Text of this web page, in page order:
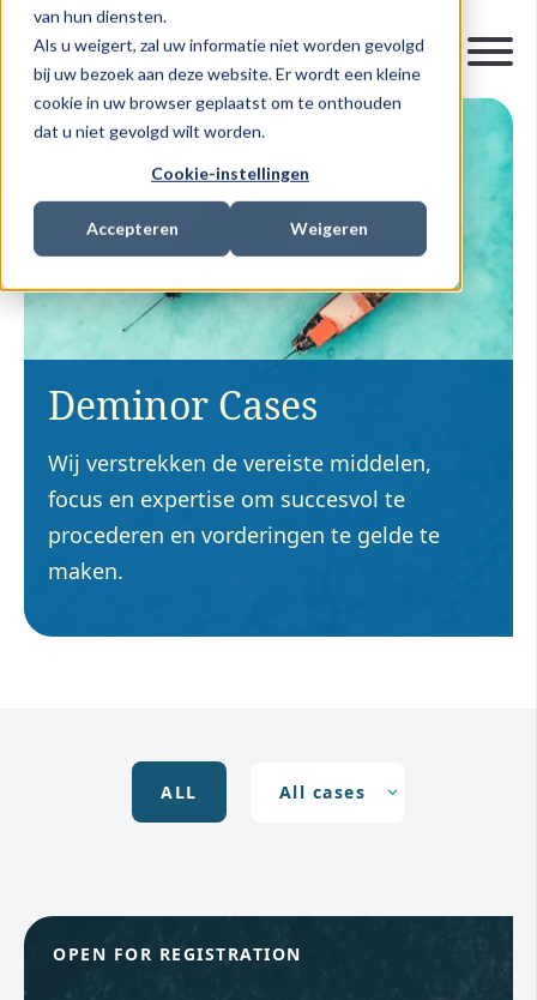
van hun diensten.
Als u weigert, zal uw informatie niet worden gevolgd
bij uw bezoek aan deze website. Er wordt een kleine
cookie in uw browser geplaatst om te onthouden
dat u niet gevolgd wilt worden.
Cookie-instellingen
Accepteren Weigeren
Deminor Cases
Wij verstrekken de vereiste middelen,
focus en expertise om succesvol te
procederen en vorderingen te gelde te
maken.
ALL
OPEN FOR REGISTRATION